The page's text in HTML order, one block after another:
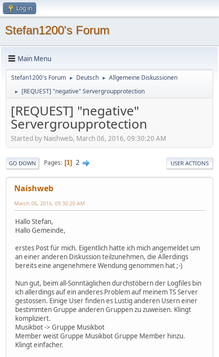
Log in
Stefan1200's Forum
Main Menu
Stefan1200's Forum ► Deutsch ► Allgemeine Diskussionen
► [REQUEST] "negative" Servergroupprotection
[REQUEST] "negative"
Servergroupprotection
Started by Naishweb, March 06, 2016, 09:30:20 AM
GO DOWN Pages 1 2 USER ACTIONS
Naishweb
March 06, 2016, 09:30:20 AM
Hallo Stefan,
Hallo Gemeinde,
erstes Post für mich. Eigentlich hatte ich mich angemeldet um
an einer anderen Diskussion teilzunehmen, die Allerdings
bereits eine angenehmere Wendung genommen hat ;-)
Nun gut, beim all-Sonntäglichen durchstöbern der Logfiles bin
ich allerdings auf ein anderes Problem auf meinem TS Server
gestossen. Einige User finden es Lustig anderen Usern einer
bestimmten Gruppe anderen Gruppen zu zuweisen. Klingt
kompliziert.
Musikbot -> Gruppe Musikbot
Member weist Gruppe Musikbot Gruppe Member hinzu.
Klingt einfacher.